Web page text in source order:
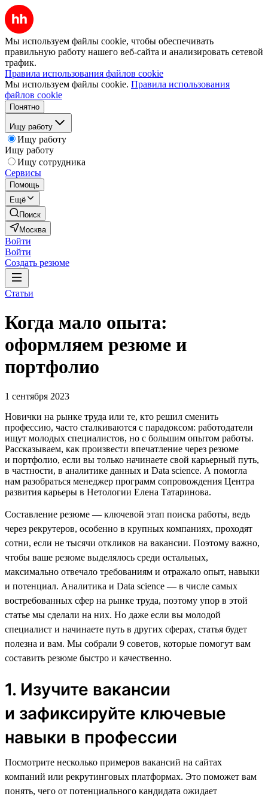
Мы используем файлы cookie, чтобы обеспечивать
правильную работу нашего веб-сайта и анализировать сетевой
трафик.
Правила использования файлов cookie
Мы используем файлы cookie. Правила использования
файлов cookie
Понятно
Ищу работу
Ищу работу
Ищу работу
Ищу сотрудника
Сервисы
Помощь
Ещё
Поиск
Москва
Войти
Войти
Создать резюме
Статьи
Когда мало опыта:
оформляем резюме и
портфолио
1 сентября 2023
Новички на рынке труда или те, кто решил сменить
профессию, часто сталкиваются с парадоксом: работодатели
ищут молодых специалистов, но с большим опытом работы.
Рассказываем, как произвести впечатление через резюме
и портфолио, если вы только начинаете свой карьерный путь,
в частности, в аналитике данных и Data science. А помогла
нам разобраться менеджер программ сопровождения Центра
развития карьеры в Нетологии Елена Татаринова.
Составление резюме — ключевой этап поиска работы, ведь
через рекрутеров, особенно в крупных компаниях, проходят
сотни, если не тысячи откликов на вакансии. Поэтому важно,
чтобы ваше резюме выделялось среди остальных,
максимально отвечало требованиям и отражало опыт, навыки
и потенциал. Аналитика и Data science — в числе самых
востребованных сфер на рынке труда, поэтому упор в этой
статье мы сделали на них. Но даже если вы молодой
специалист и начинаете путь в других сферах, статья будет
полезна и вам. Мы собрали 9 советов, которые помогут вам
составить резюме быстро и качественно.
1. Изучите вакансии
и зафиксируйте ключевые
навыки в профессии
Посмотрите несколько примеров вакансий на сайтах
компаний или рекрутинговых платформах. Это поможет вам
понять, чего от потенциального кандидата ожидает